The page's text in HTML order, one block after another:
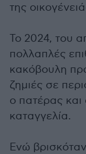
της
Το 2024, του
πολλαπλές
κακόβουλη
ζημιές σε
ο πατέρας
καταγγελία.
Ενώ